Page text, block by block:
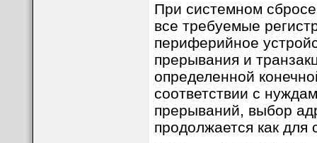
При системном
все требуемые
периферийное
прерывания и
определенной
соответствии с
прерываний, выбор
продолжается как